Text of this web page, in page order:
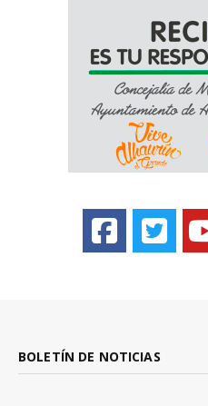
BOLETÍN DE NOTICIAS